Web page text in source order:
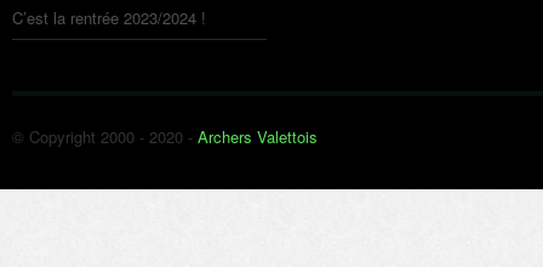
C’est la rentrée 2023/2024 !
© Copyright 2000 - 2020 - Archers Valettois